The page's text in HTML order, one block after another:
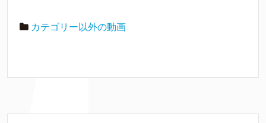
カテゴリー以外の動画